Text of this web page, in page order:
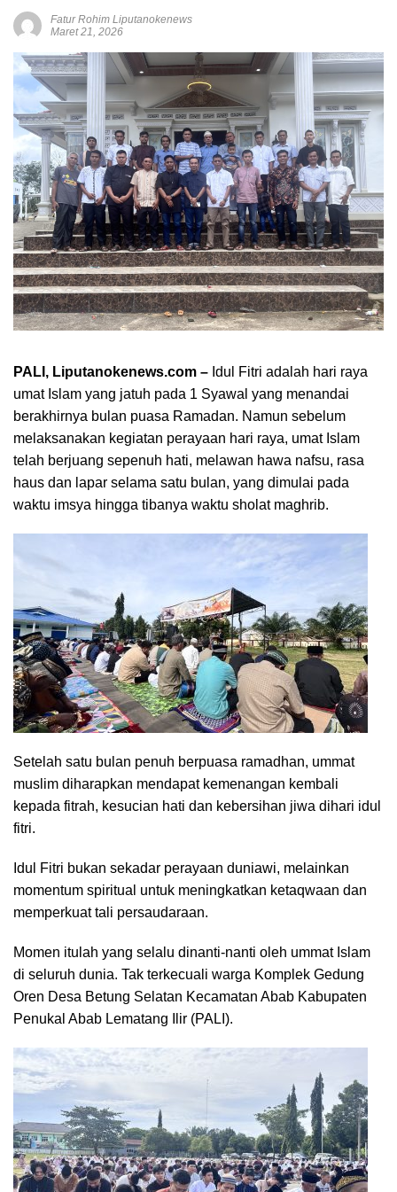
Fatur Rohim Liputanokenews
Maret 21, 2026
PALI, Liputanokenews.com – Idul Fitri adalah hari raya
umat Islam yang jatuh pada 1 Syawal yang menandai
berakhirnya bulan puasa Ramadan. Namun sebelum
melaksanakan kegiatan perayaan hari raya, umat Islam
telah berjuang sepenuh hati, melawan hawa nafsu, rasa
haus dan lapar selama satu bulan, yang dimulai pada
waktu imsya hingga tibanya waktu sholat maghrib.
Setelah satu bulan penuh berpuasa ramadhan, ummat
muslim diharapkan mendapat kemenangan kembali
kepada fitrah, kesucian hati dan kebersihan jiwa dihari idul
fitri.
Idul Fitri bukan sekadar perayaan duniawi, melainkan
momentum spiritual untuk meningkatkan ketaqwaan dan
memperkuat tali persaudaraan.
Momen itulah yang selalu dinanti-nanti oleh ummat Islam
di seluruh dunia. Tak terkecuali warga Komplek Gedung
Oren Desa Betung Selatan Kecamatan Abab Kabupaten
Penukal Abab Lematang Ilir (PALI).